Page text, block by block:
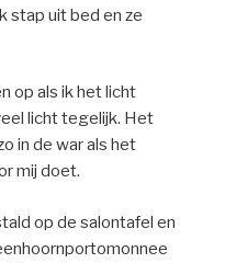
stap uit bed en ze
op als ik het licht
licht tegelijk. Het
in de war als het
mij doet.
op de salontafel en